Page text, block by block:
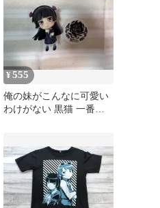
¥555
俺の妹がこんなに可愛い
わけがない 黒猫 一番く